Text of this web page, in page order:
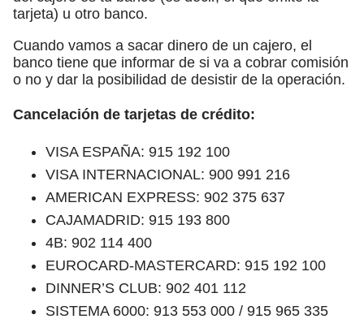
tarjeta) u otro banco.
Cuando vamos a sacar dinero de un cajero, el
banco tiene que informar de si va a cobrar comisión
o no y dar la posibilidad de desistir de la operación.
Cancelación de tarjetas de crédito:
VISA ESPAÑA: 915 192 100
VISA INTERNACIONAL: 900 991 216
AMERICAN EXPRESS: 902 375 637
CAJAMADRID: 915 193 800
4B: 902 114 400
EUROCARD-MASTERCARD: 915 192 100
DINNER’S CLUB: 902 401 112
SISTEMA 6000: 913 553 000 / 915 965 335